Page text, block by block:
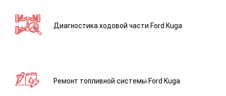
Диагностика ходовой части Ford Kuga
Ремонт топливной системы Ford Kuga